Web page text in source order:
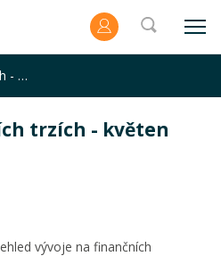
Vývoj na finančních trzích - květen 2026
trzích - květen
vývoje na finančních